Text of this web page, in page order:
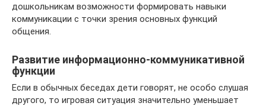
дошкольникам возможности формировать навыки
коммуникации с точки зрения основных функций
общения.
Развитие информационно-коммуникативной
функции
Если в обычных беседах дети говорят, не особо слушая
другого, то игровая ситуация значительно уменьшает